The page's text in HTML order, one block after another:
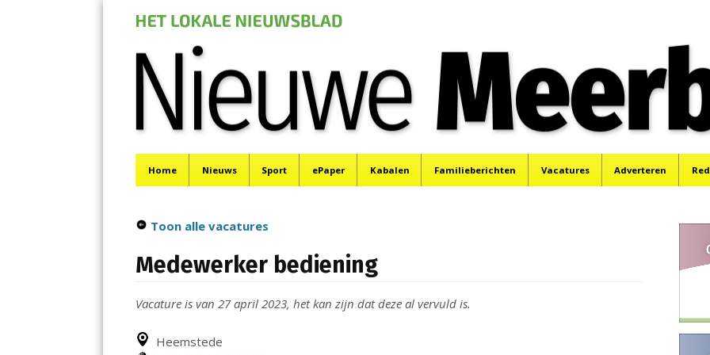
Menu
Home Nieuws Sport ePaper Kabalen Familieberichten Vacatures Adverteren
Toon alle vacatures
Medewerker bediening
Vacature is van 27 april 2023, het kan zijn dat deze al vervuld is.
Heemstede